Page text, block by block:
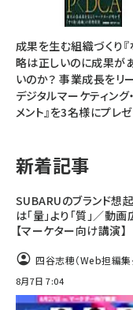
youtube
note (2315)
セミナー
z世代 (1623)
llmo (1166)
成果を生む組織づくり
略は正しいのに成果が
いのか？ 事業成長をリ
デジタルマーケティング
メント』を3名様にプレ
新着記事
SUBARUのブランド想
は「量」より「質」／動
【マーケター向け講演】
四谷志穂（Web担編集
8月7日 7:04